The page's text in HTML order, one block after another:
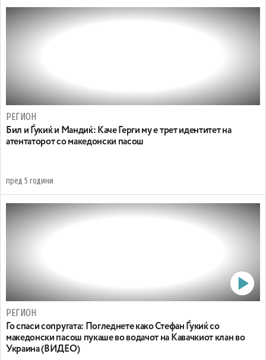
РЕГИОН
Бил и Ѓукиќ и Мандиќ: Каче Герги му е трет идентитет на
атентаторот со македонски пасош
пред 5 години
РЕГИОН
Го спаси сопругата: Погледнете како Стефан Ѓукиќ со
македонски пасош пукаше во водачот на Кавачкиот клан во
Украина (ВИДЕО)